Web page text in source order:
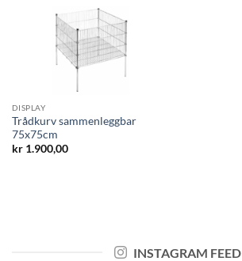
DISPLAY
Trådkurv sammenleggbar
75x75cm
kr1.900,00
INSTAGRAM FEED